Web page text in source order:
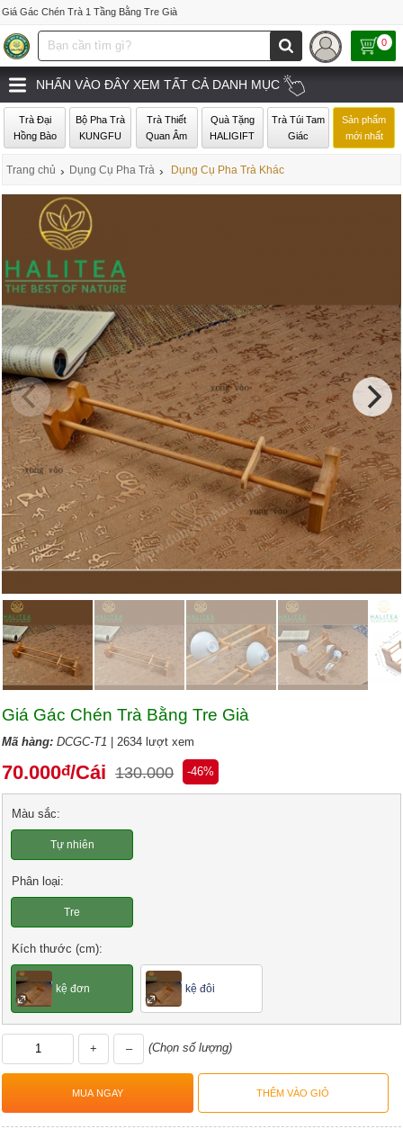
Giá Gác Chén Trà 1 Tầng Bằng Tre Già
0
NHẤN VÀO ĐÂY XEM TẤT CẢ DANH MỤC
Trà Đại
Hồng Bào
Bộ Pha Trà
KUNGFU
Trà Thiết
Quan Âm
Quà Tặng
HALIGIFT
Trà Túi Tam
Giác
Sản phẩm
mới nhất
Trang chủ › Dụng Cụ Pha Trà › Dụng Cụ Pha Trà Khác
Giá Gác Chén Trà Bằng Tre Già
Mã hàng:DCGC-T1 | 2634 lượt xem
70.000đ/Cái 130.000 -46%
Màu sắc:
Tự nhiên
Phân loại:
Tre
Kích thước (cm):
kệ đơn kệ đôi
+ – (Chọn số lượng)